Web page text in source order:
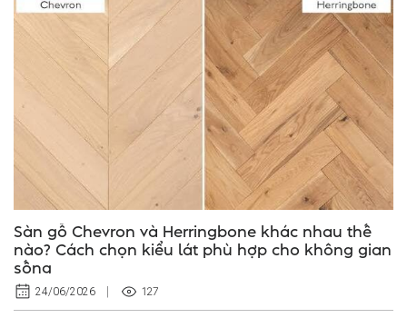
Sàn gỗ Chevron và Herringbone khác nhau thế
nào? Cách chọn kiểu lát phù hợp cho không gian
sống
24/06/2026 127